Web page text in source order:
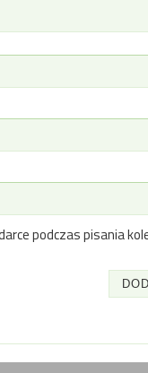
podczas pisania